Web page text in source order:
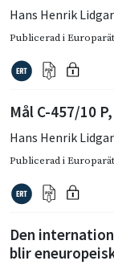
Hans Henrik
Publicerad i
Mål C-457/10
Hans Henrik
Publicerad i
Den
blir